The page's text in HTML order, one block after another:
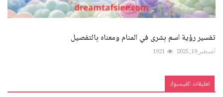
تفسير رؤية اسم بشرى في المنام ومعناه بالتفصيل
أغسطس 19, 2025 1921
تعليقات الفيسبوك